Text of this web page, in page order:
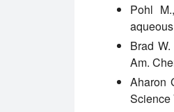
Pohl
Brad
Am.
Aharon
Science